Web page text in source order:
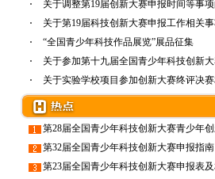
“全国青少年科技作品展览”展品征集
第32届全国青少年科技创新大赛申报指南